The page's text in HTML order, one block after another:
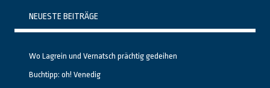
NEUESTE BEITRÄGE
Wo Lagrein und Vernatsch prächtig gedeihen
Buchtipp: oh! Venedig